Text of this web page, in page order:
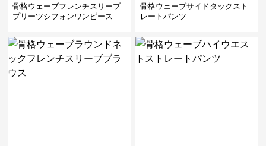
骨格ウェーブフレンチスリーブ
プリーツシフォンワンピース
骨格ウェーブサイドタックスト
レートパンツ